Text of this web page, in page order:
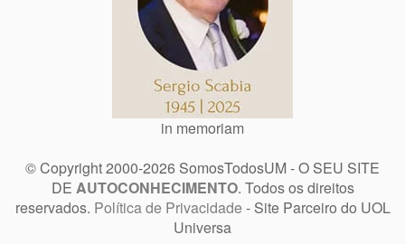
in memoriam
© Copyright 2000-2026 SomosTodosUM - O SEU SITE
DE AUTOCONHECIMENTO. Todos os direitos
reservados. Política de Privacidade - Site Parceiro do UOL
Universa